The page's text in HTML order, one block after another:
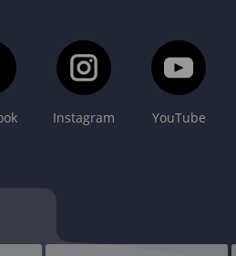
Instagram YouTube